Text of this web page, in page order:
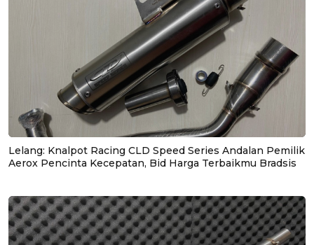
Lelang: Knalpot Racing CLD Speed Series Andalan Pemilik
Aerox Pencinta Kecepatan, Bid Harga Terbaikmu Bradsis